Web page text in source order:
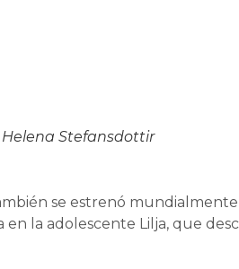
Stefansdottir
se estrenó
en la adolescente Lilja, que